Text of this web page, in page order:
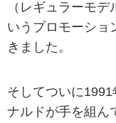
（レギュラーモ
いうプロモーショ
きました。
そしてついに
ナルドが手を組ん